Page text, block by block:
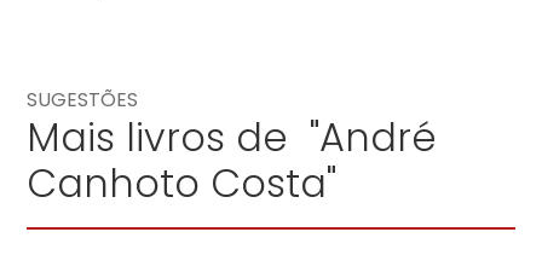
SUGESTÕES
Mais livros de "André
Canhoto Costa"